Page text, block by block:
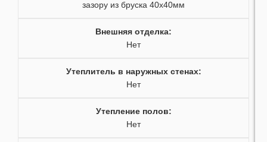
41
42
44
26
зазору из бруска 40х40мм
Внешняя отделка:
Нет
Утеплитель в наружных стенах:
Нет
Утепление полов:
Нет